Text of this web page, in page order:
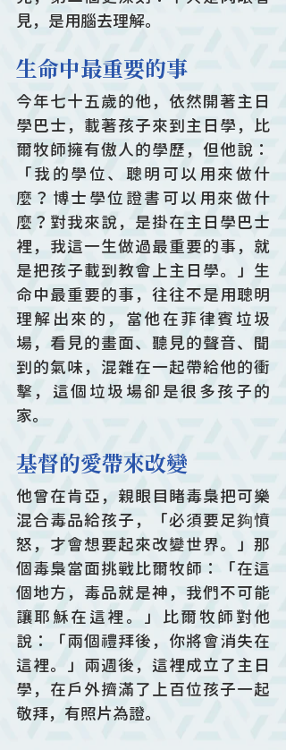
見，是用腦去理解。
生命中最重要的事
今年七十五歲的他，依然開著主日
學巴士，載著孩子來到主日學，比
爾牧師擁有傲人的學歷，但他說：
「我的學位、聰明可以用來做什
麼？博士學位證書可以用來做什
麼？對我來說，是掛在主日學巴士
裡，我這一生做過最重要的事，就
是把孩子載到教會上主日學。」生
命中最重要的事，往往不是用聰明
理解出來的，當他在菲律賓垃圾
場，看見的畫面、聽見的聲音、聞
到的氣味，混雜在一起帶給他的衝
擊，這個垃圾場卻是很多孩子的
家。
基督的愛帶來改變
他曾在肯亞，親眼目睹毒梟把可樂
混合毒品給孩子，「必須要足夠憤
怒，才會想要起來改變世界。」那
個毒梟當面挑戰比爾牧師：「在這
個地方，毒品就是神，我們不可能
讓耶穌在這裡。」比爾牧師對他
說：「兩個禮拜後，你將會消失在
這裡。」兩週後，這裡成立了主日
學，在戶外擠滿了上百位孩子一起
敬拜，有照片為證。